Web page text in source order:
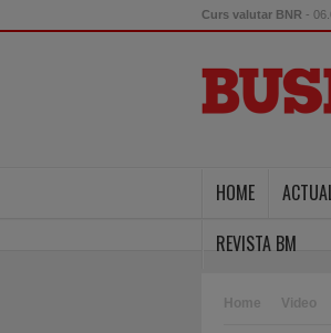
Curs valutar BNR -
HOME
REVISTA BM
Home Video